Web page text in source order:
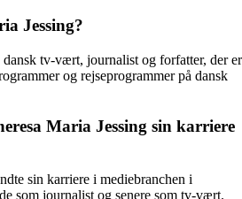
Jessing?
dansk tv-vært, journalist og forfatter, der er
og rejseprogrammer på dansk
Maria Jessing sin karriere
sin karriere i mediebranchen i
som journalist og senere som tv-vært.